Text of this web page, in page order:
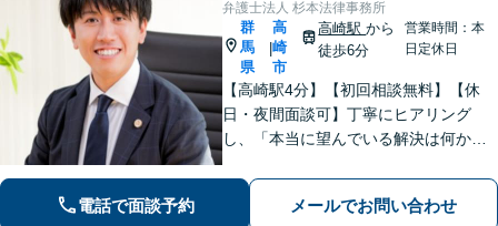
弁護士法人 杉本法律事務所
群
馬
県
|
高
崎
市
高崎駅から
徒歩6分
営業時間：本
日定休日
【高崎駅4分】【初回相談無料】【休
日・夜間面談可】丁寧にヒアリング
し、「本当に望んでいる解決は何か」
きめ細やかな対応で、依頼者さまにご
満足いただけるように心がけておりま
電話で面談予約 メールでお問い合わせ